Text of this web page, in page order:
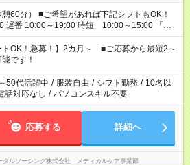
下記シフトもOK！
番 10:00～19:00 時短 10:00～15:00 「家
たい」 「余裕を持って夕飯の準備がしたい」
したくない」 など、ご希望を教えてください
事の勤務時間。 合計で週40時間を超える場
ん。
トOK！急募！】2カ月～ ■ご応募から最短2～
です！
50代活躍中 / 服装自由 / シフト勤務 / 10名以
話対応なし / パソコンスキル不要
応募する 詳細へ
タルソーシング株式会社 メディカルケア事業部